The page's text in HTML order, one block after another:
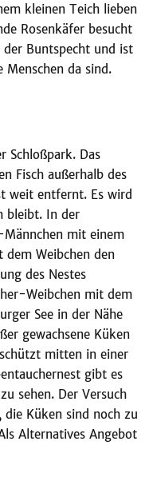
kleinen Teich lieben
Rosenkäfer besucht
Buntspecht und ist
da sind.
Schloßpark. Das
Fisch außerhalb des
weit entfernt. Es wird
bleibt. In der
mit einem
dem Weibchen den
des Nestes
Weibchen mit dem
See in der Nähe
gewachsene Küken
mitten in einer
gibt es
sehen. Der Versuch
die Küken sind noch zu
Alternatives Angebot